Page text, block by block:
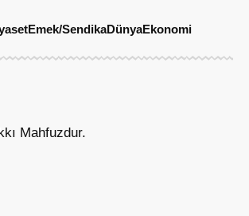
Emek/SendikaDünyaEkonomi
Mahfuzdur.